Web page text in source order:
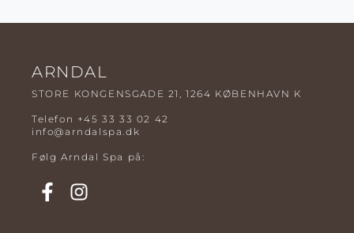
ARNDAL
STORE KONGENSGADE 21, 1264 KØBENHAVN K
Telefon +45 33 33 02 42
info@arndalspa.dk
Følg Arndal Spa på: